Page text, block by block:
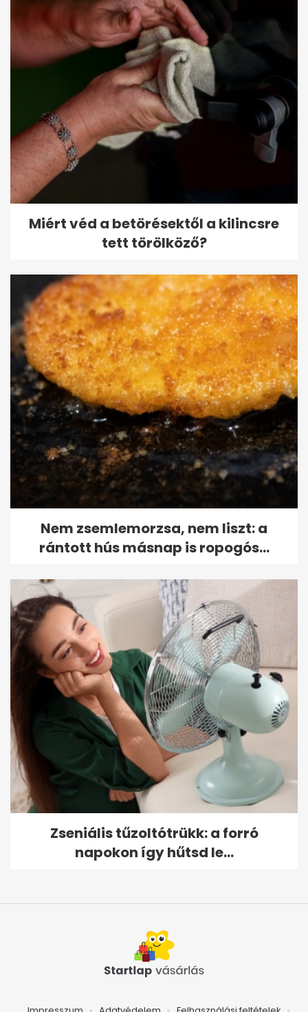
Miért véd a betörésektől a kilincsre
tett törölköző?
Nem zsemlemorzsa, nem liszt: a
rántott hús másnap is ropogós...
Zseniális tűzoltótrükk: a forró
napokon így hűtsd le...